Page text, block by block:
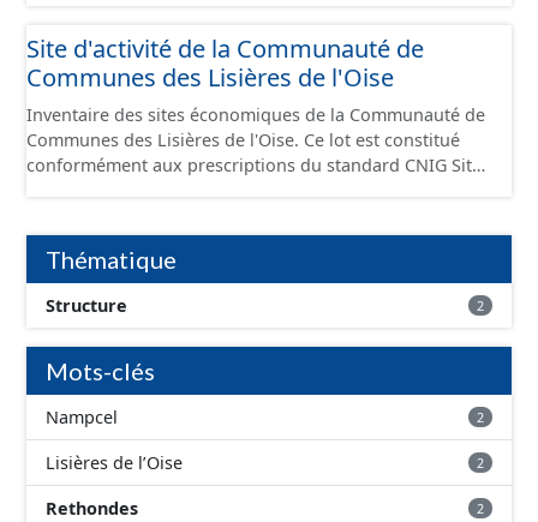
conformément aux prescriptions du standard CNIG Sites
Économiques. Ce lot ne contient pas la référence aux
delà des prescriptions du CNIG se limitant aux SCI.
Site d'activité de la Communauté de
Communes des Lisières de l'Oise
Inventaire des sites économiques de la Communauté de
Communes des Lisières de l'Oise. Ce lot est constitué
conformément aux prescriptions du standard CNIG Sites
Thématique
Structure 2
Mots-clés
Nampcel 2
Lisières de l’Oise 2
Rethondes 2